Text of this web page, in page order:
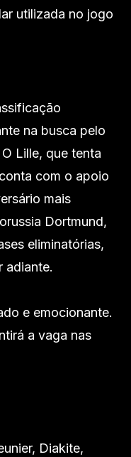
utilizada no jogo
na busca pelo
Lille, que tenta
com o apoio
mais
Dortmund,
eliminatórias,
adiante.
e emocionante.
a vaga nas
Diakite,